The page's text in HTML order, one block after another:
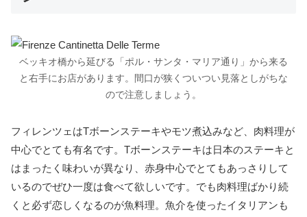
ベッキオ橋から延びる「ポル・サンタ・マリア通り」から来る
と右手にお店があります。間口が狭くついつい見落としがちな
ので注意しましょう。
フィレンツェはTボーンステーキやモツ煮込みなど、肉料理が
中心でとても有名です。Tボーンステーキは日本のステーキと
はまったく味わいが異なり、赤身中心でとてもあっさりして
いるのでぜひ一度は食べて欲しいです。でも肉料理ばかり続
くと必ず恋しくなるのが魚料理。魚介を使ったイタリアンも